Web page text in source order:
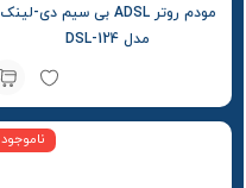
مودم روتر ADSL بی سیم دی-لینک
مدل DSL-124
ناموجود